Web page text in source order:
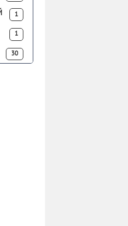
1
1
30